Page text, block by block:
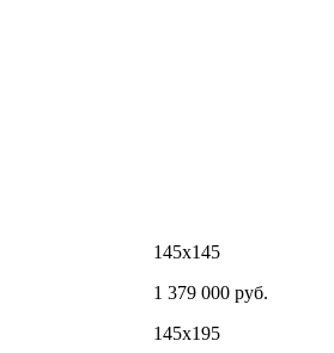
145х145
1 379 000 руб.
145х195